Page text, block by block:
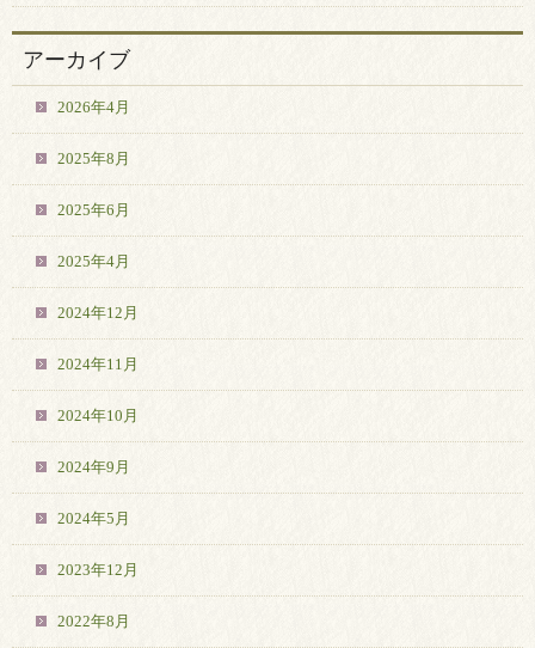
アーカイブ
2026年4月
2025年8月
2025年6月
2025年4月
2024年12月
2024年11月
2024年10月
2024年9月
2024年5月
2023年12月
2022年8月